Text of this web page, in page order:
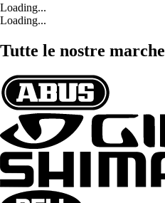
Loading...
Loading...
Tutte le nostre marche